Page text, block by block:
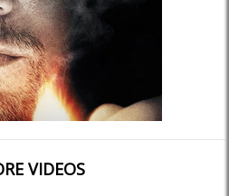
VIDEOS